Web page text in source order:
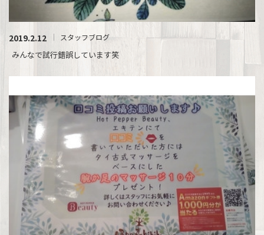
2019.2.12 スタッフブログ
みんなで試行錯誤しています笑